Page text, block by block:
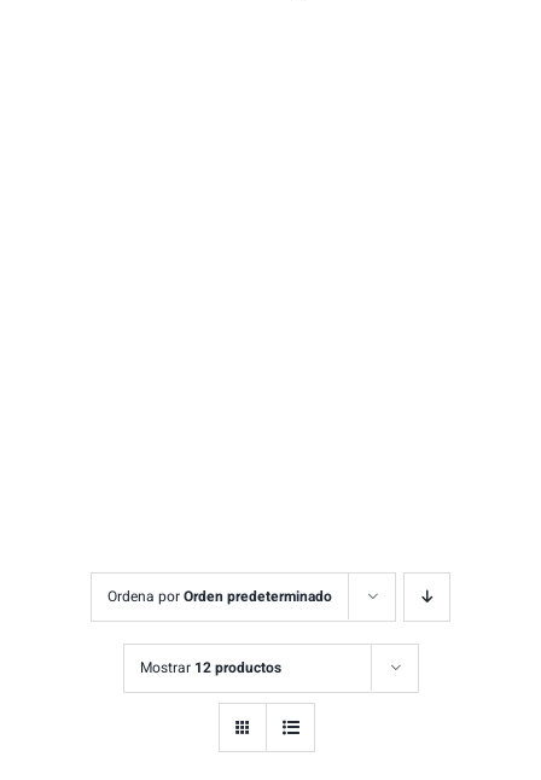
Ordena porOrden predeterminado
Mostrar 12 productos